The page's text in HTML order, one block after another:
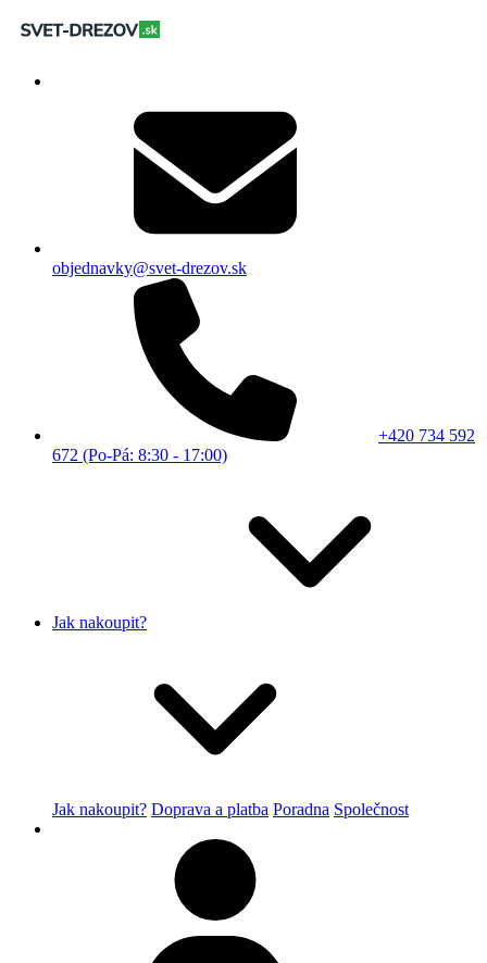
objednavky@svet-drezov.sk
+420 734 592
672 (Po-Pá: 8:30 - 17:00)
Jak nakoupit?
Jak nakoupit? Doprava a platba Poradna Společnost